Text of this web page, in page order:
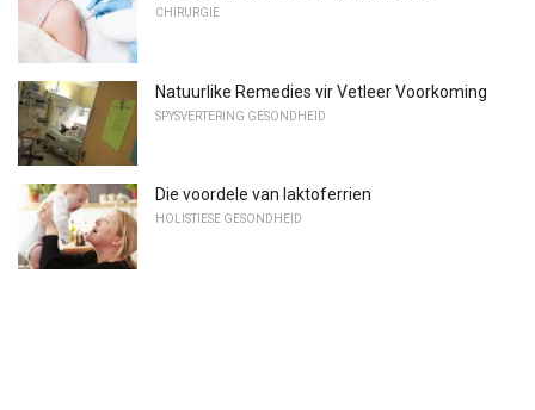
CHIRURGIE
Natuurlike Remedies vir Vetleer Voorkoming
SPYSVERTERING GESONDHEID
Die voordele van laktoferrien
HOLISTIESE GESONDHEID